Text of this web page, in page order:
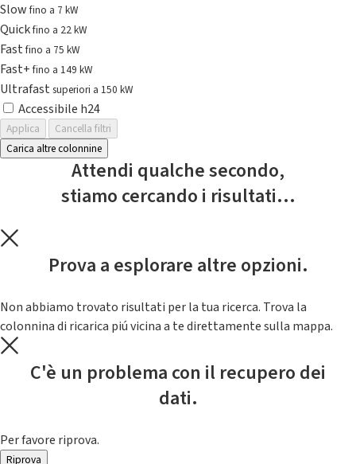
Slowfino a 7 kW
Quickfino a 22 kW
Fastfino a 75 kW
Fast+fino a 149 kW
Ultrafast superiori a 150 kW
Accessibile h24
Applica
Cancella filtri
Carica altre colonnine
Attendi qualche secondo,
stiamo cercando i risultati...
Prova a esplorare altre opzioni.
Non abbiamo trovato risultati per la tua ricerca. Trova la
colonnina di ricarica piú vicina a te direttamente sulla mappa.
C'è un problema con il recupero dei
dati.
Per favore riprova.
Riprova